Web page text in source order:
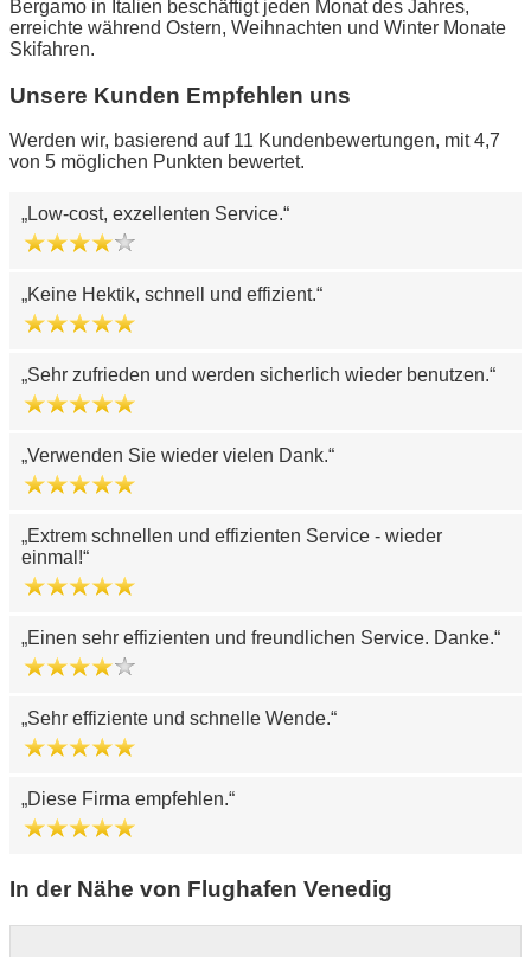
Bergamo in Italien beschäftigt jeden Monat des Jahres,
erreichte während Ostern, Weihnachten und Winter Monate
Skifahren.
Unsere Kunden Empfehlen uns
Werden wir, basierend auf 11 Kundenbewertungen, mit 4,7
von 5 möglichen Punkten bewertet.
Low-cost, exzellenten Service.
Keine Hektik, schnell und effizient.
Sehr zufrieden und werden sicherlich wieder benutzen.
Verwenden Sie wieder vielen Dank.
Extrem schnellen und effizienten Service - wieder
einmal!
Einen sehr effizienten und freundlichen Service. Danke.
Sehr effiziente und schnelle Wende.
Diese Firma empfehlen.
In der Nähe von Flughafen Venedig